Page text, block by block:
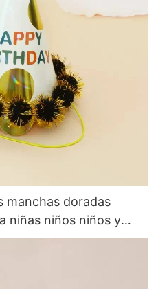
manchas doradas
niñas niños niños y
de cumpleaños